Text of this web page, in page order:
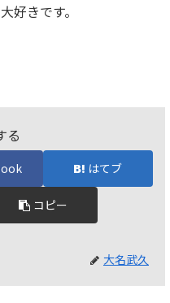
好きです。
る
はてブ
コピー
大名武久